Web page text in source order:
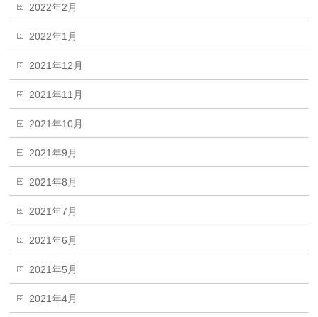
2022年2月
2022年1月
2021年12月
2021年11月
2021年10月
2021年9月
2021年8月
2021年7月
2021年6月
2021年5月
2021年4月